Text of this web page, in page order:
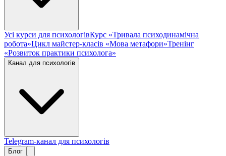
Усі курси для психологівКурс «Тривала психодинамічна
робота»Цикл майстер-класів «Мова метафори»Тренінг
«Розвиток практики психолога»
Канал для психологів
Telegram-канал для психологів
Блог